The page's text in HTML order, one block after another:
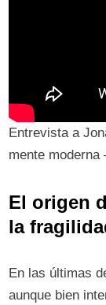
Entrevista a
mente moderna
El origen
la
En las últimas
aunque bien